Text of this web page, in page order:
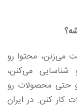
می‌زنن، محتوا رو
شناسایی می‌کنن،
و حتی محصولات رو
کنن. در ایران